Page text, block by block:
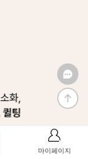
마이페이지